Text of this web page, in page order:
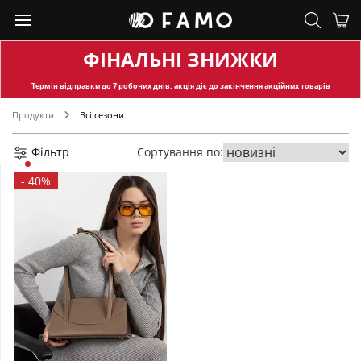
ФІНАЛЬНІ ЗНИЖКИ
Термін відправкидо 7 робочих днів, акція діє до закінчення акційних товарів
Продукти Всі сезони
Фільтр
Сортування по:
- 40%